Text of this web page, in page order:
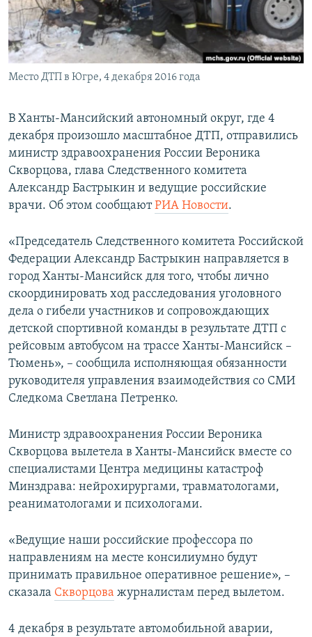
ПОБЕДИТЕЛЕЙ НЕ СУДЯТ?
КРЫМ.НЕПОКОРЕННЫЙ
ELIFBE
УКРАИНСКАЯ ПРОБЛЕМА КРЫМА
ПРИСОЕДИНЯЙТЕСЬ!
Место ДТП в Югре, 4 декабря 2016 года
В Ханты-Мансийский автономный округ, где 4
декабря произошло масштабное ДТП, отправились
министр здравоохранения России Вероника
Скворцова, глава Следственного комитета
Александр Бастрыкин и ведущие российские
врачи. Об этом сообщаютРИА Новости.
«Председатель Следственного комитета Российской
Федерации Александр Бастрыкин направляется в
город Ханты-Мансийск для того, чтобы лично
скоординировать ход расследования уголовного
дела о гибели участников и сопровождающих
детской спортивной команды в результате ДТП с
рейсовым автобусом на трассе Ханты-Мансийск –
Тюмень», – сообщила исполняющая обязанности
руководителя управления взаимодействия со СМИ
Следкома Светлана Петренко.
Министр здравоохранения России Вероника
Скворцова вылетела в Ханты-Мансийск вместе со
специалистами Центра медицины катастроф
Минздрава: нейрохирургами, травматологами,
реаниматологами и психологами.
«Ведущие наши российские профессора по
направлениям на месте консилиумно будут
принимать правильное оперативное решение», –
сказала Скворцова журналистам перед вылетом.
4 декабря в результате автомобильной аварии,